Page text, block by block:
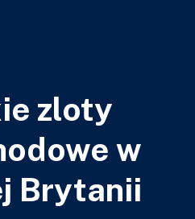
zloty
w
Brytanii